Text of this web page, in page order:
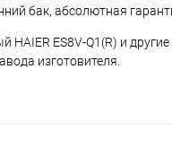
бак, абсолютная
HAIER ES8V-Q1(R) и
изготовителя.